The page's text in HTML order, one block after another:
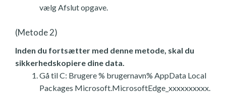
vælg Afslut opgave.
(Metode 2)
Inden du fortsætter med denne metode, skal du
sikkerhedskopiere dine data.
Gå til C: Brugere % brugernavn% AppData Local
Packages Microsoft.MicrosoftEdge_xxxxxxxxxx.